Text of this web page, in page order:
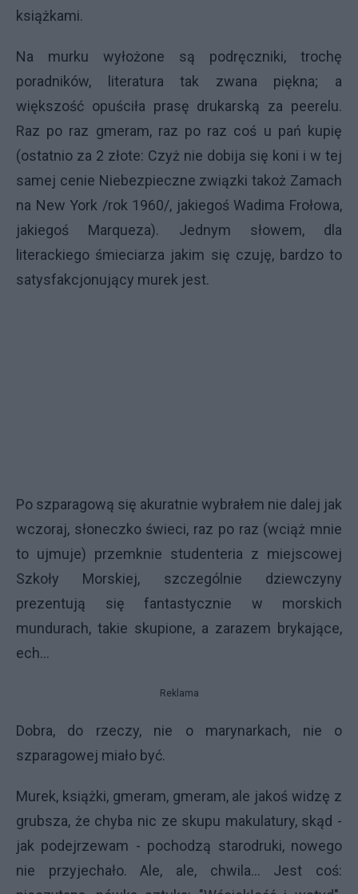
książkami.
Na murku wyłożone są podręczniki, trochę
poradników, literatura tak zwana piękna; a
większość opuściła prasę drukarską za peerelu.
Raz po raz gmeram, raz po raz coś u pań kupię
(ostatnio za 2 złote: Czyż nie dobija się koni i w tej
samej cenie Niebezpieczne związki takoż Zamach
na New York /rok 1960/, jakiegoś Wadima Frołowa,
jakiegoś Marqueza). Jednym słowem, dla
literackiego śmieciarza jakim się czuję, bardzo to
satysfakcjonujący murek jest.
Po szparagową się akuratnie wybrałem nie dalej jak
wczoraj, słoneczko świeci, raz po raz (wciąż mnie
to ujmuje) przemknie studenteria z miejscowej
Szkoły Morskiej, szczególnie dziewczyny
prezentują się fantastycznie w morskich
mundurach, takie skupione, a zarazem brykające,
ech...
Reklama
Dobra, do rzeczy, nie o marynarkach, nie o
szparagowej miało być.
Murek, książki, gmeram, gmeram, ale jakoś widzę z
grubsza, że chyba nic ze skupu makulatury, skąd -
jak podejrzewam - pochodzą starodruki, nowego
nie przyjechało. Ale, ale, chwila... Jest coś: